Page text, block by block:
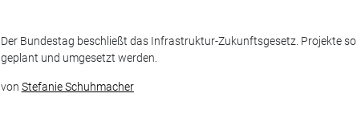
Der Bundestag beschließt das Infrastruktur-Zukunftsgesetz. Projekte
geplant und umgesetzt werden.
von Stefanie Schuhmacher